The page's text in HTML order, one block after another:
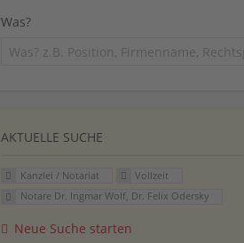
Was?
AKTUELLE SUCHE
Kanzlei / Notariat
Vollzeit
Notare Dr. Ingmar Wolf, Dr. Felix Odersky
Neue Suche starten